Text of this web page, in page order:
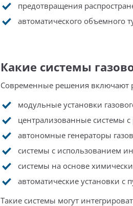
предотвращения
автоматического объемного
Какие системы
Современные решения включают
модульные установки
централизованные системы с
автономные генераторы
системы с использованием
системы на основе
автоматические установки
Такие системы могут